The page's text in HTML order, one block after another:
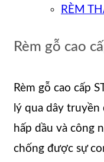
RÈM
Rèm gỗ cao
Rèm gỗ cao cấp
lý qua dây
hấp dầu và công
chống được sự